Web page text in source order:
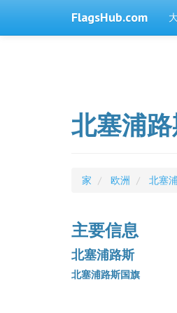
FlagsHub.com
北塞浦
家 欧洲 北塞
主要信息
北塞浦路斯
北塞浦路斯国旗